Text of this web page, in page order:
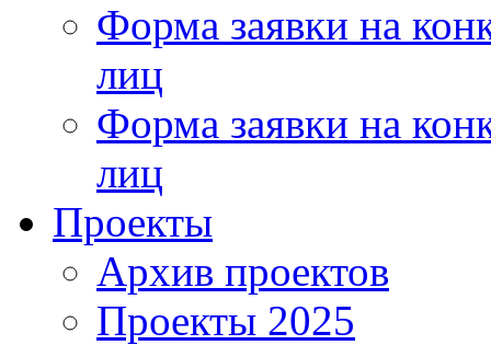
Форма заявки на
лиц
Форма заявки на
лиц
Проекты
Архив проектов
Проекты 2025